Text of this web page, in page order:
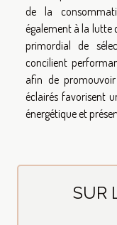
de la
également à la lutte
primordial de
concilient
afin de
éclairés favorisent
énergétique et
SUR